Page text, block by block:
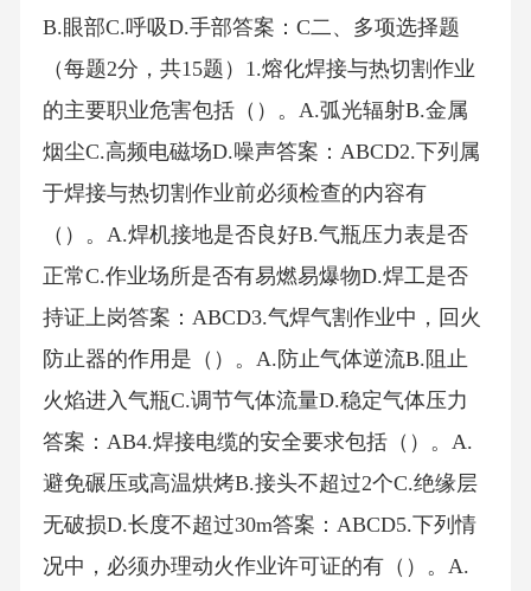
B.眼部C.呼吸D.手部答案：C二、多项选择题
（每题2分，共15题）1.熔化焊接与热切割作业
的主要职业危害包括（）。A.弧光辐射B.金属
烟尘C.高频电磁场D.噪声答案：ABCD2.下列属
于焊接与热切割作业前必须检查的内容有
（）。A.焊机接地是否良好B.气瓶压力表是否
正常C.作业场所是否有易燃易爆物D.焊工是否
持证上岗答案：ABCD3.气焊气割作业中，回火
防止器的作用是（）。A.防止气体逆流B.阻止
火焰进入气瓶C.调节气体流量D.稳定气体压力
答案：AB4.焊接电缆的安全要求包括（）。A.
避免碾压或高温烘烤B.接头不超过2个C.绝缘层
无破损D.长度不超过30m答案：ABCD5.下列情
况中，必须办理动火作业许可证的有（）。A.